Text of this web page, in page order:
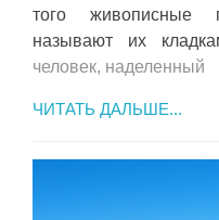
того живописные
называют их
человек, наделенный
ЧИТАТЬ ДАЛЬШЕ...